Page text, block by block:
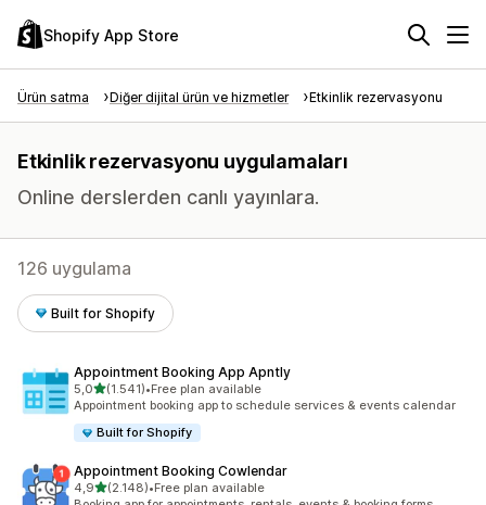
Shopify App Store
Ürün satma Diğer dijital ürün ve hizmetler Etkinlik rezervasyonu
Etkinlik rezervasyonu uygulamaları
Online derslerden canlı yayınlara.
126 uygulama
Built for Shopify
Appointment Booking App Apntly
5,05 yıldız üzerinden
(1.541)
toplam 1541 değerlendirme
•Free plan available
Appointment booking app to schedule services & events calendar
Built for Shopify
Appointment Booking Cowlendar
4,95 yıldız üzerinden
(2.148)
toplam 2148 değerlendirme
•Free plan available